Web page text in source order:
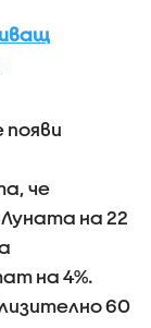
че
на 22
на 4%.
60